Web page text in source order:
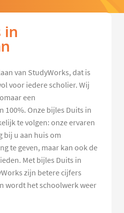
in
van StudyWorks, dat is
voor iedere scholier. Wij
een
100%. Onze bijles Duits in
te volgen: onze ervaren
bij u aan huis om
te geven, maar kan ook de
Met bijles Duits in
zijn betere cijfers
wordt het schoolwerk weer